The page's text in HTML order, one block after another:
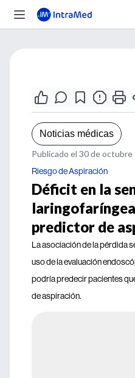
Noticias médicas
Publicado el 30 de octubre
Riesgo de Aspiración
Déficit en la
predictor de
La asociación de la pérdida
uso de la evaluación
podría predecir pacientes
de aspiración.